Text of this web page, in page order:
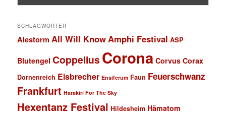
SCHLAGWÖRTER
Alestorm All Will Know Amphi Festival ASP
Blutengel Coppelius Corona Corvus Corax
Dornenreich Eisbrecher Ensiferum Faun Feuerschwanz
Frankfurt Harakiri For The Sky
Hexentanz Festival Hildesheim Hämatom